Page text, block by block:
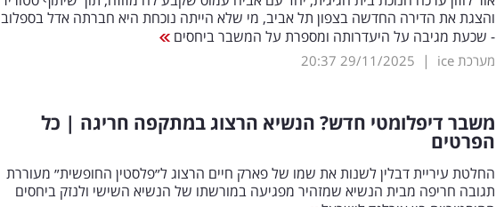
והצגת את הדירה החדשה בצפון תל אביב, מי שלא הייתה נוכחת היא חברתה אדל בספלוב
- שכעת מגיבה על היעדרותה ומספרת על המשבר ביחסים
מערכת ice |
29/11/2025
20:37
משבר דיפלומטי חדש? הנשיא הרצוג במתקפה חריגה | כל
הפרטים
החלטת עיריית דבלין לשנות את שמו של פארק חיים הרצוג ל״פלסטין החופשית״ מעוררת
תגובה חריפה מבית הנשיא שמזהיר מפגיעה במורשתו של הנשיא השישי ולנזק ביחסים